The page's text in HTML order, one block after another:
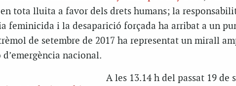
tota lluita a favor dels drets humans; la
feminicida i la desaparició forçada ha arribat a un
de setembre de 2017 ha representat un mirall
nacional.
A les 13.14 h del passat 19 de